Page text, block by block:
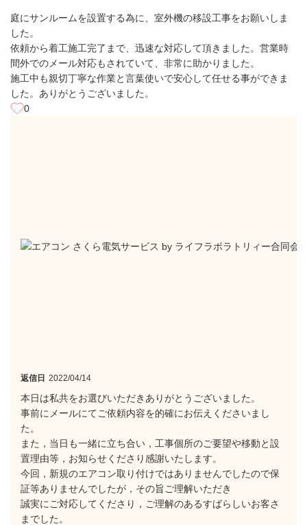
庭にサンルームを設置する為に、室外機の移設工事をお願いしま
した。
依頼から着工施工完了まで、迅速な対応して頂きました。営業時
間外でのメール対応もされていて、非常に助かりました。
施工中も親切丁寧な作業と言葉使いで安心して任せる事ができま
した。ありがとうございました。
0
返信日 2022/04/14
本日は私共をお選びいただきありがとうございました。
事前にメールにてご依頼内容を的確にお伝えくださいまし
た。
また，当日も一緒に立ち合い，工事個所のご要望や移動と設
置理由等，お知らせくださり感謝いたします。
今回，新規のエアコン取り付けではありませんでしたので保
証等ありませんでしたが，その旨ご理解いただき
誠実にご対応してくださり，ご理解のあるすばらしいお客さ
までした。